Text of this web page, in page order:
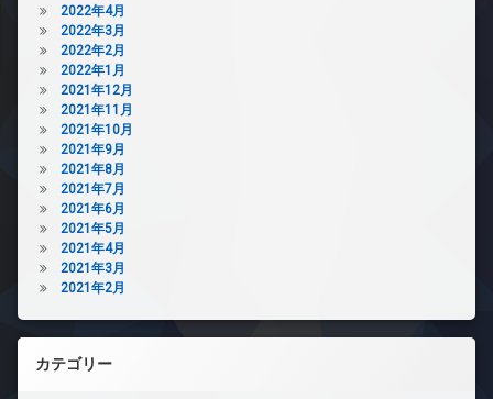
2022年4月
2022年3月
2022年2月
2022年1月
2021年12月
2021年11月
2021年10月
2021年9月
2021年8月
2021年7月
2021年6月
2021年5月
2021年4月
2021年3月
2021年2月
カテゴリー